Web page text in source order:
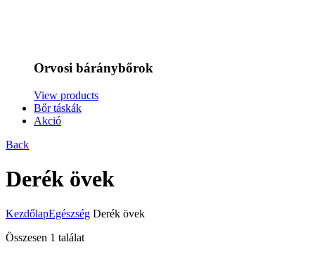
Orvosi báránybőrok
View products
Bőr táskák
Akció
Back
Derék övek
KezdőlapEgészség Derék övek
Összesen 1 találat